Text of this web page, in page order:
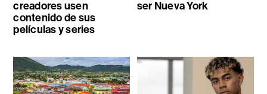
creadores usen
contenido de sus
películas y series
ser Nueva York